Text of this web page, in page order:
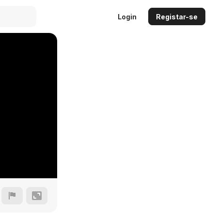
Login Registar-se